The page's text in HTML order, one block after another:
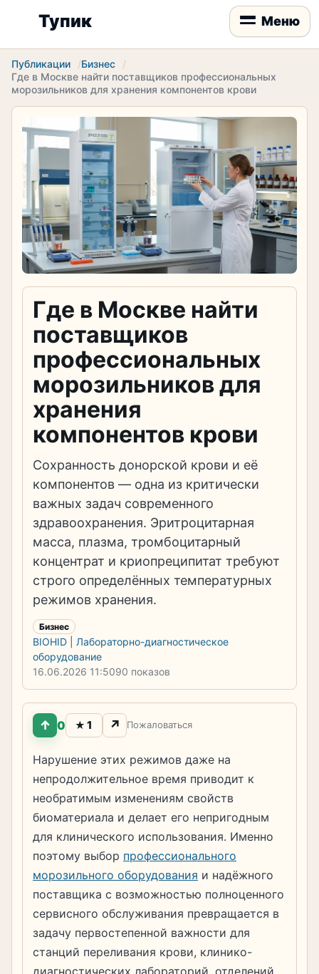
Тупик Меню
Публикации
Бизнес
​Где в Москве найти поставщиков профессиональных
морозильников для хранения компонентов крови
​Где в Москве найти
поставщиков
профессиональных
морозильников для
хранения
компонентов крови
Сохранность донорской крови и её
компонентов — одна из критически
важных задач современного
здравоохранения. Эритроцитарная
масса, плазма, тромбоцитарный
концентрат и криопреципитат требуют
строго определённых температурных
режимов хранения.
Бизнес
BIOHID | Лабораторно-диагностическое
оборудование
16.06.2026 11:5090 показов
↑ 0 ★ 1 ↗ Пожаловаться
Нарушение этих режимов даже на
непродолжительное время приводит к
необратимым изменениям свойств
биоматериала и делает его непригодным
для клинического использования. Именно
поэтому выбор профессионального
морозильного оборудования и надёжного
поставщика с возможностью полноценного
сервисного обслуживания превращается в
задачу первостепенной важности для
станций переливания крови, клинико-
диагностических лабораторий, отделений